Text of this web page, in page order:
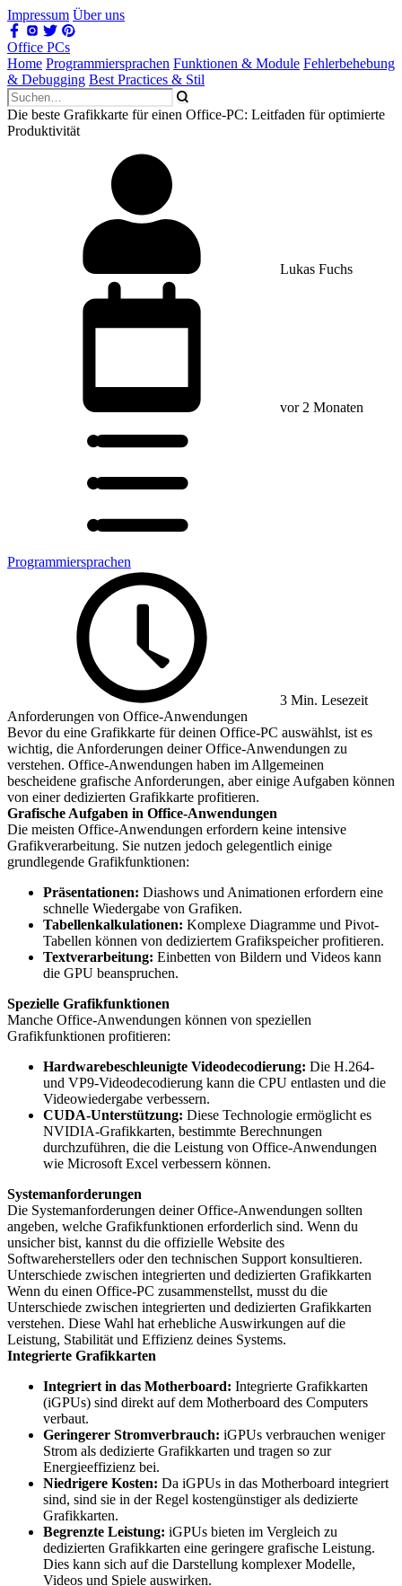
Impressum Über uns
Office PCs
Home Programmiersprachen Funktionen & Module Fehlerbehebung
& Debugging Best Practices & Stil
Die beste Grafikkarte für einen Office-PC: Leitfaden für optimierte
Produktivität
Lukas Fuchs
vor 2 Monaten
Programmiersprachen
3 Min. Lesezeit
Anforderungen von Office-Anwendungen
Bevor du eine Grafikkarte für deinen Office-PC auswählst, ist es
wichtig, die Anforderungen deiner Office-Anwendungen zu
verstehen. Office-Anwendungen haben im Allgemeinen
bescheidene grafische Anforderungen, aber einige Aufgaben können
von einer dedizierten Grafikkarte profitieren.
Grafische Aufgaben in Office-Anwendungen
Die meisten Office-Anwendungen erfordern keine intensive
Grafikverarbeitung. Sie nutzen jedoch gelegentlich einige
grundlegende Grafikfunktionen:
Präsentationen: Diashows und Animationen erfordern eine
schnelle Wiedergabe von Grafiken.
Tabellenkalkulationen: Komplexe Diagramme und Pivot-
Tabellen können von dediziertem Grafikspeicher profitieren.
Textverarbeitung: Einbetten von Bildern und Videos kann
die GPU beanspruchen.
Spezielle Grafikfunktionen
Manche Office-Anwendungen können von speziellen
Grafikfunktionen profitieren:
Hardwarebeschleunigte Videodecodierung: Die H.264-
und VP9-Videodecodierung kann die CPU entlasten und die
Videowiedergabe verbessern.
CUDA-Unterstützung: Diese Technologie ermöglicht es
NVIDIA-Grafikkarten, bestimmte Berechnungen
durchzuführen, die die Leistung von Office-Anwendungen
wie Microsoft Excel verbessern können.
Systemanforderungen
Die Systemanforderungen deiner Office-Anwendungen sollten
angeben, welche Grafikfunktionen erforderlich sind. Wenn du
unsicher bist, kannst du die offizielle Website des
Softwareherstellers oder den technischen Support konsultieren.
Unterschiede zwischen integrierten und dedizierten Grafikkarten
Wenn du einen Office-PC zusammenstellst, musst du die
Unterschiede zwischen integrierten und dedizierten Grafikkarten
verstehen. Diese Wahl hat erhebliche Auswirkungen auf die
Leistung, Stabilität und Effizienz deines Systems.
Integrierte Grafikkarten
Integriert in das Motherboard: Integrierte Grafikkarten
(iGPUs) sind direkt auf dem Motherboard des Computers
verbaut.
Geringerer Stromverbrauch: iGPUs verbrauchen weniger
Strom als dedizierte Grafikkarten und tragen so zur
Energieeffizienz bei.
Niedrigere Kosten: Da iGPUs in das Motherboard integriert
sind, sind sie in der Regel kostengünstiger als dedizierte
Grafikkarten.
Begrenzte Leistung: iGPUs bieten im Vergleich zu
dedizierten Grafikkarten eine geringere grafische Leistung.
Dies kann sich auf die Darstellung komplexer Modelle,
Videos und Spiele auswirken.